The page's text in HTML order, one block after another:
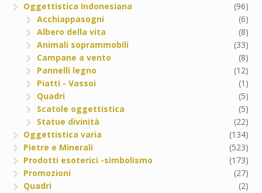
Oggettistica Indonesiana
(96)
Acchiappasogni
(6)
Albero della vita
(8)
Animali soprammobili
(33)
Campane a vento
(8)
Pannelli legno
(12)
Piatti - Vassoi
(1)
Quadri
(5)
Scatole oggettistica
(5)
Statue divinità
(22)
Oggettistica varia
(134)
Pietre e Minerali
(523)
Prodotti esoterici -simbolismo
(173)
Promozioni
(27)
Quadri
(2)